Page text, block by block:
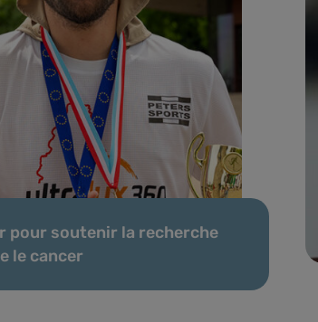
pour soutenir la recherche
le cancer